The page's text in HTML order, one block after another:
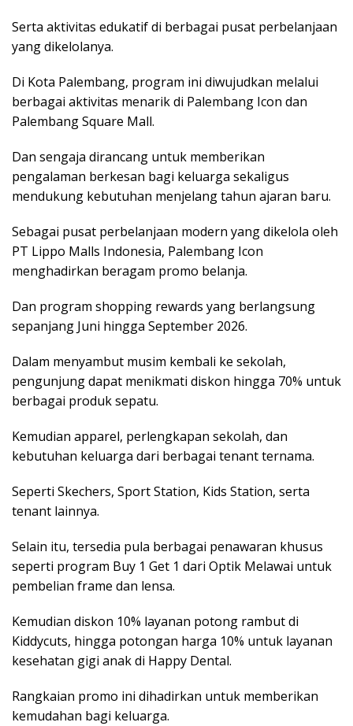
Serta aktivitas edukatif di berbagai pusat perbelanjaan
yang dikelolanya.
Di Kota Palembang, program ini diwujudkan melalui
berbagai aktivitas menarik di Palembang Icon dan
Palembang Square Mall.
Dan sengaja dirancang untuk memberikan
pengalaman berkesan bagi keluarga sekaligus
mendukung kebutuhan menjelang tahun ajaran baru.
Sebagai pusat perbelanjaan modern yang dikelola oleh
PT Lippo Malls Indonesia, Palembang Icon
menghadirkan beragam promo belanja.
Dan program shopping rewards yang berlangsung
sepanjang Juni hingga September 2026.
Dalam menyambut musim kembali ke sekolah,
pengunjung dapat menikmati diskon hingga 70% untuk
berbagai produk sepatu.
Kemudian apparel, perlengkapan sekolah, dan
kebutuhan keluarga dari berbagai tenant ternama.
Seperti Skechers, Sport Station, Kids Station, serta
tenant lainnya.
Selain itu, tersedia pula berbagai penawaran khusus
seperti program Buy 1 Get 1 dari Optik Melawai untuk
pembelian frame dan lensa.
Kemudian diskon 10% layanan potong rambut di
Kiddycuts, hingga potongan harga 10% untuk layanan
kesehatan gigi anak di Happy Dental.
Rangkaian promo ini dihadirkan untuk memberikan
kemudahan bagi keluarga.